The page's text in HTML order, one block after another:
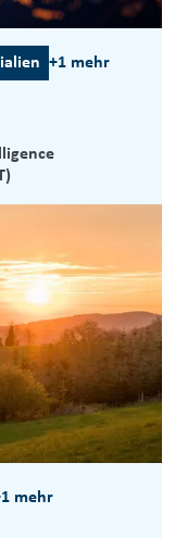
+1 mehr
mehr